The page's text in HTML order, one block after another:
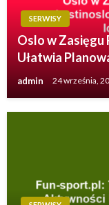
SERWISY
Oslo w
Ułatwia
admin 24 września,